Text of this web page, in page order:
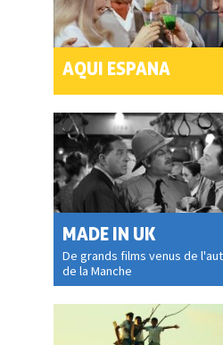
AQUI ESPANA
MADE IN UK
De grands films venus de
de la Manche